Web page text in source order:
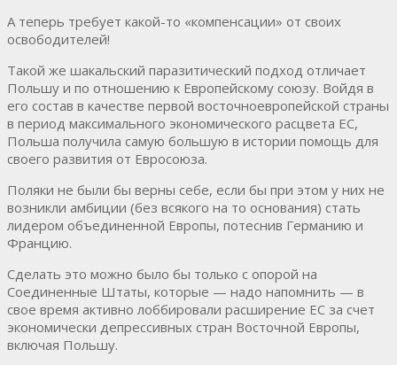
А теперь требует какой-то «компенсации» от своих
освободителей!
Такой же шакальский паразитический подход отличает
Польшу и по отношению к Европейскому союзу. Войдя в
его состав в качестве первой восточноевропейской страны
в период максимального экономического расцвета ЕС,
Польша получила самую большую в истории помощь для
своего развития от Евросоюза.
Поляки не были бы верны себе, если бы при этом у них не
возникли амбиции (без всякого на то основания) стать
лидером объединенной Европы, потеснив Германию и
Францию.
Сделать это можно было бы только с опорой на
Соединенные Штаты, которые — надо напомнить — в
свое время активно лоббировали расширение ЕС за счет
экономически депрессивных стран Восточной Европы,
включая Польшу.